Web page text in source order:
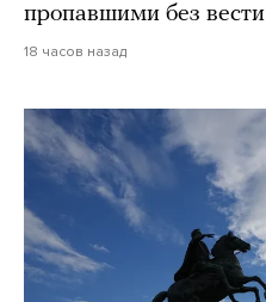
пропавшими без вести
18 часов назад